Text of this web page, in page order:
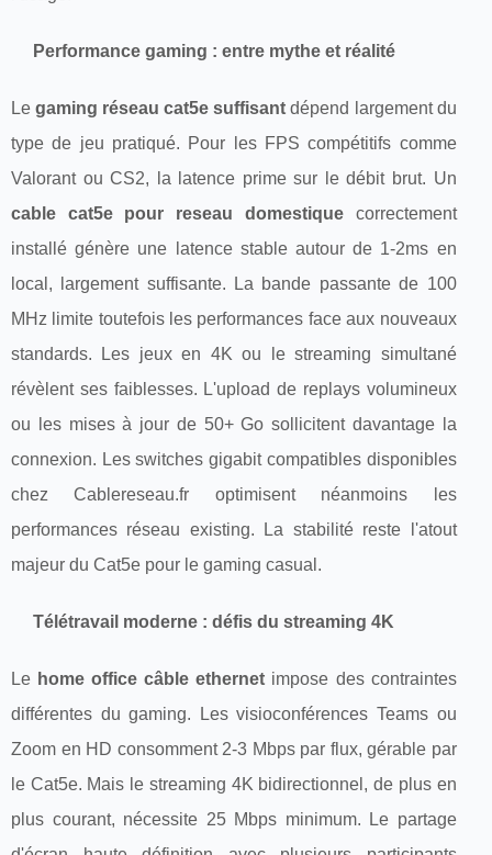
Performance gaming : entre mythe et réalité
Legaming réseau cat5e suffisant dépend largement du
type de jeu pratiqué. Pour les FPS compétitifs comme
Valorant ou CS2, la latence prime sur le débit brut. Un
cable cat5e pour reseau domestiquecorrectement
installé génère une latence stable autour de 1-2ms en
local, largement suffisante. La bande passante de 100
MHz limite toutefois les performances face aux nouveaux
standards. Les jeux en 4K ou le streaming simultané
révèlent ses faiblesses. L'upload de replays volumineux
ou les mises à jour de 50+ Go sollicitent davantage la
connexion. Les switches gigabit compatibles disponibles
chez Cablereseau.fr optimisent néanmoins les
performances réseau existing. La stabilité reste l'atout
majeur du Cat5e pour le gaming casual.
Télétravail moderne : défis du streaming 4K
Le home office câble ethernet impose des contraintes
différentes du gaming. Les visioconférences Teams ou
Zoom en HD consomment 2-3 Mbps par flux, gérable par
le Cat5e. Mais le streaming 4K bidirectionnel, de plus en
plus courant, nécessite 25 Mbps minimum. Le partage